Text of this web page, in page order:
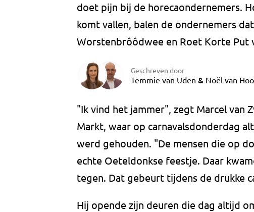
doet pijn bij de horecaondernemers.
komt vallen, balen de ondernemers
Worstenbrôôdwee en Roet Korte Put
Geschreven door
Temmie van Uden & Noël van
"Ik vind het jammer", zegt Marcel van
Markt, waar op carnavalsdonderdag
werd gehouden. "De mensen die op
echte Oeteldonkse feestje. Daar
tegen. Dat gebeurt tijdens de drukke
Hij opende zijn deuren die dag altijd